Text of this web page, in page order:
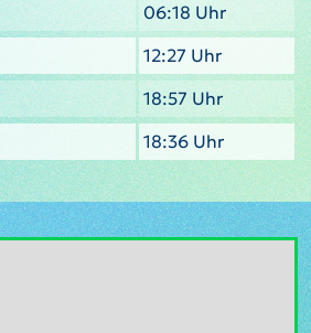
06:18 Uhr
12:27 Uhr
18:57 Uhr
18:36 Uhr